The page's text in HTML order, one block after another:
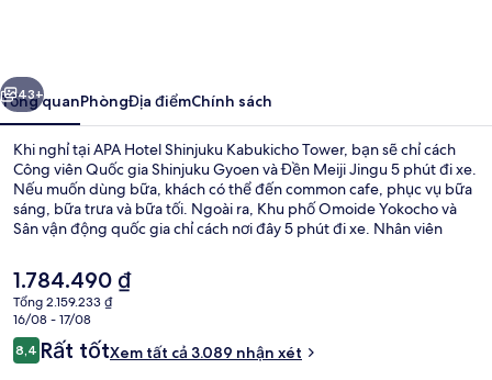
Tower
Tiếp
43+
Tổng quanPhòngĐịa điểmChính sách
Khi nghỉ tại APA Hotel Shinjuku Kabukicho Tower, bạn sẽ chỉ cách
Công viên Quốc gia Shinjuku Gyoen và Đền Meiji Jingu 5 phút đi xe.
Nếu muốn dùng bữa, khách có thể đến common cafe, phục vụ bữa
sáng, bữa trưa và bữa tối. Ngoài ra, Khu phố Omoide Yokocho và
Sân vận động quốc gia chỉ cách nơi đây 5 phút đi xe. Nhân viên
khách. Nơi lưu trú nằm cách dịch vụ giao thông công cộng một
quãng đi bộ ngắn: cách Ga Shinjuku-nishiguchi 5 phút và Ga
Shinjuku-sanchome 8 phút.
Giá
hiện
tại
là
1.784.490 ₫
1.784.490 ₫
Tổng 2.159.233 ₫
16/08 - 17/08
Nhận
xét
8,48,4 trên 10,
Rất tốtXem tất cả 3.089 nhận xét